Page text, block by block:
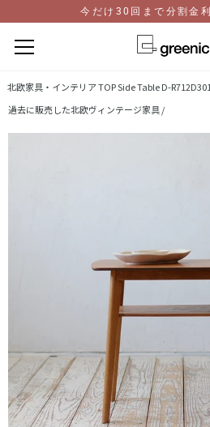
テ
ン
今だけ30回まで分割金
北欧家具・インテリア TOPSide Table D-
過去に販売した北欧ヴィンテージ家具 /